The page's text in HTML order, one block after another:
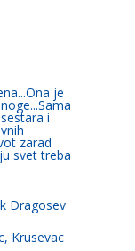
je
i
zarad
svet treba
Dragosev
Krusevac